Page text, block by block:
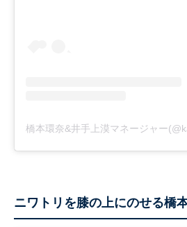
橋本環奈&井手上漠マネージャー
ニワトリを膝の上にのせる橋